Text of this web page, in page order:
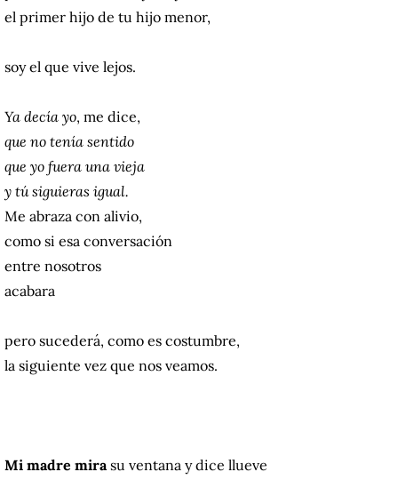
el primer hijo de tu hijo menor,
soy el que vive lejos.
Ya decía yo, me dice,
que no tenía sentido
que yo fuera una vieja
y tú siguieras igual.
Me abraza con alivio,
como si esa conversación
entre nosotros
acabara
pero sucederá, como es costumbre,
la siguiente vez que nos veamos.
Mi madre mirasu ventana y dice llueve